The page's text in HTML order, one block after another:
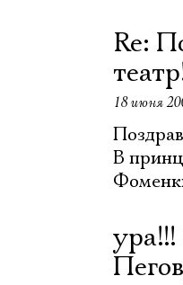
Re:
18 июня
В